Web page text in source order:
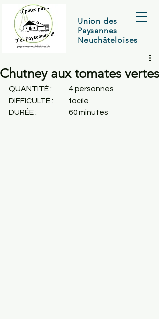
Union des
Paysannes
Neuchâteloises
Chutney aux tomates vertes
QUANTITÉ : 	4 personnes
DIFFICULTÉ :	facile
DURÉE : 		60 minutes